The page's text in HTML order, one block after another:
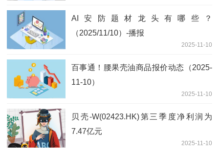
AI安防题材龙头有哪些？
（2025/11/10）-播报
2025-11-10
百事通！腰果壳油商品报价动态（2025-
11-10）
2025-11-10
贝壳-W(02423.HK)第三季度净利润为
7.47亿元
2025-11-10